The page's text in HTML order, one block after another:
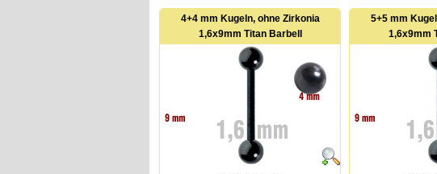
4+4 mm Kugeln, ohne Zirkonia
1,6x9mm Titan Barbell
5+5 mm
1,6x9mm